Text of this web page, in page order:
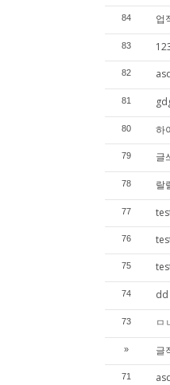
84 업
83
82
81
80 하
79 글
78 랄
77
76
75
74 dd
73 ㅁ
» 글
71